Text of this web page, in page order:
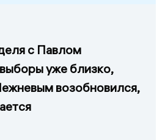
с Павлом
уже близко,
возобновился,